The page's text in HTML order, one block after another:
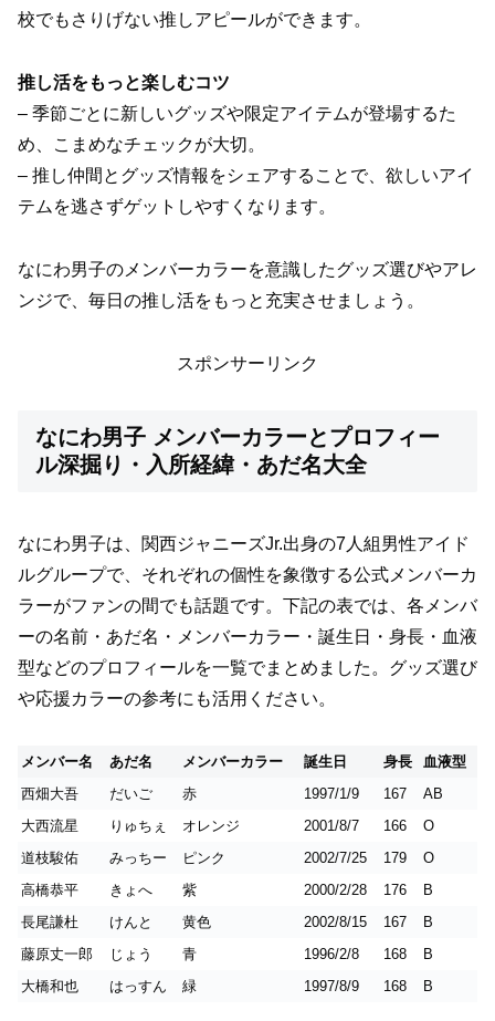
校でもさりげない推しアピールができます。
推し活をもっと楽しむコツ
– 季節ごとに新しいグッズや限定アイテムが登場するた
め、こまめなチェックが大切。
– 推し仲間とグッズ情報をシェアすることで、欲しいアイ
テムを逃さずゲットしやすくなります。
なにわ男子のメンバーカラーを意識したグッズ選びやアレ
ンジで、毎日の推し活をもっと充実させましょう。
スポンサーリンク
なにわ男子 メンバーカラーとプロフィー
ル深掘り・入所経緯・あだ名大全
なにわ男子は、関西ジャニーズJr.出身の7人組男性アイド
ルグループで、それぞれの個性を象徴する公式メンバーカ
ラーがファンの間でも話題です。下記の表では、各メンバ
ーの名前・あだ名・メンバーカラー・誕生日・身長・血液
型などのプロフィールを一覧でまとめました。グッズ選び
や応援カラーの参考にも活用ください。
メンバー名 あだ名 メンバーカラー 誕生日 身長
血液型
西畑大吾
だいご 赤 1997/1/9 167
AB
大西流星
りゅちぇ オレンジ 2001/8/7 166
O
道枝駿佑
みっちー ピンク 2002/7/25 179
O
高橋恭平
きょへ 紫 2000/2/28 176
B
長尾謙杜
けんと 黄色 2002/8/15 167
B
藤原丈一郎
じょう 青 1996/2/8 168
B
大橋和也
はっすん 緑 1997/8/9 168 B